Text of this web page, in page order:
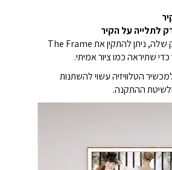
לתלייה על הקיר
בזכות הפרופיל הדק שלה, ניתן להתקין את The Frame
שתיראה כמו ציור אמיתי.
הטלוויזיה עשוי להשתנות
ההתקנה.